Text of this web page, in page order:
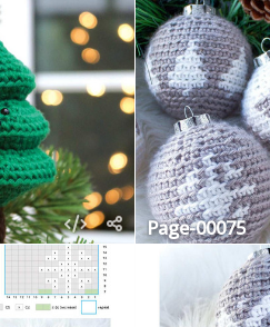
Page-00075